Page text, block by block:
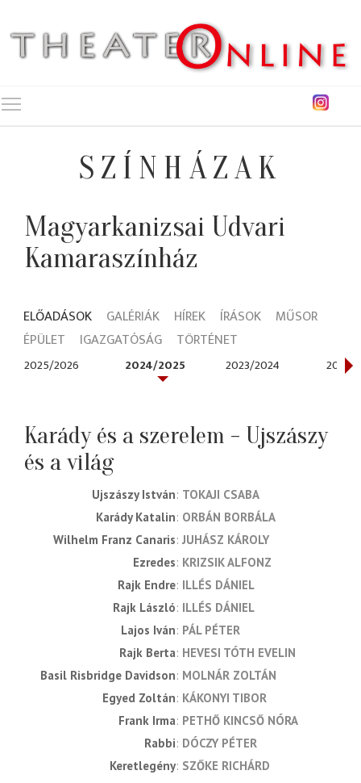
SZÍNHÁZAK
Magyarkanizsai Udvari
Kamaraszínház
ELŐADÁSOK GALÉRIÁK HÍREK ÍRÁSOK
MŰSOR
ÉPÜLET
IGAZGATÓSÁG TÖRTÉNET
2025/2026 2024/2025 2023/2024 2022/
Karády és a szerelem - Ujszászy
és a világ
Ujszászy István TOKAJI CSABA
Karády Katalin ORBÁN BORBÁLA
Wilhelm Franz Canaris JUHÁSZ KÁROLY
Ezredes KRIZSIK ALFONZ
Rajk Endre ILLÉS DÁNIEL
Rajk László ILLÉS DÁNIEL
Lajos Iván PÁL PÉTER
Rajk Berta HEVESI TÓTH EVELIN
Basil Risbridge Davidson MOLNÁR ZOLTÁN
Egyed Zoltán KÁKONYI TIBOR
Frank Irma PETHŐ KINCSŐ NÓRA
Rabbi DÓCZY PÉTER
Keretlegény SZŐKE RICHÁRD